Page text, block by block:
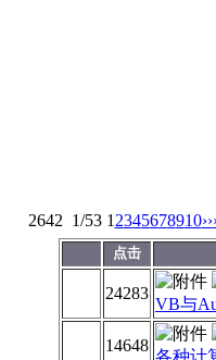
2642 1/53 1 2345678910››
点击
24283
VB与
14648
各种计